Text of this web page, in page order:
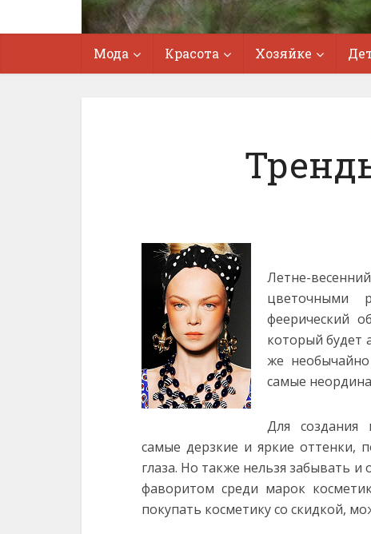
Мода Красота Хозяйке
Летне-
цветочными
феерический
который будет
же
самые
Для создания
самые дерзкие и яркие
глаза. Но также нельзя забывать и
фаворитом среди марок
покупать косметику со скидкой,